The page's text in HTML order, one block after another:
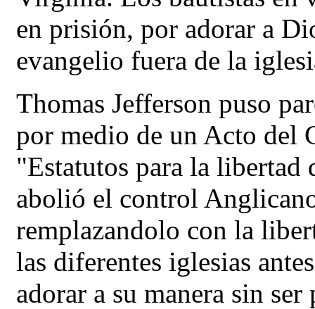
en prisión, por adorar a
evangelio fuera de la
Thomas Jefferson puso
por medio de un Acto del
"Estatutos para la
abolió el control
remplazandolo con la
las diferentes iglesias
adorar a su manera sin